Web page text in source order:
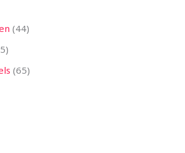
44
65